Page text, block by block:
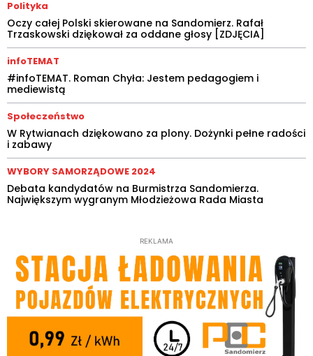
Polityka
Oczy całej Polski skierowane na Sandomierz. Rafał
Trzaskowski dziękował za oddane głosy [ZDJĘCIA]
infoTEMAT
#infoTEMAT. Roman Chyła: Jestem pedagogiem i
mediewistą
Społeczeństwo
W Rytwianach dziękowano za plony. Dożynki pełne radości
i zabawy
WYBORY SAMORZĄDOWE 2024
Debata kandydatów na Burmistrza Sandomierza.
Największym wygranym Młodzieżowa Rada Miasta
REKLAMA